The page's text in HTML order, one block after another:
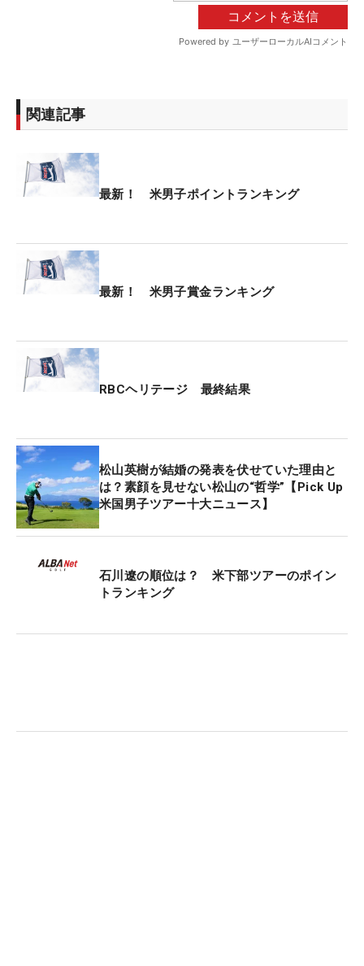
関連記事
最新！ 米男子ポイントランキング
最新！ 米男子賞金ランキング
RBCヘリテージ 最終結果
松山英樹が結婚の発表を伏せていた理由と
は？素顔を見せない松山の“哲学”【Pick Up
米国男子ツアー十大ニュース】
石川遼の順位は？ 米下部ツアーのポイン
トランキング